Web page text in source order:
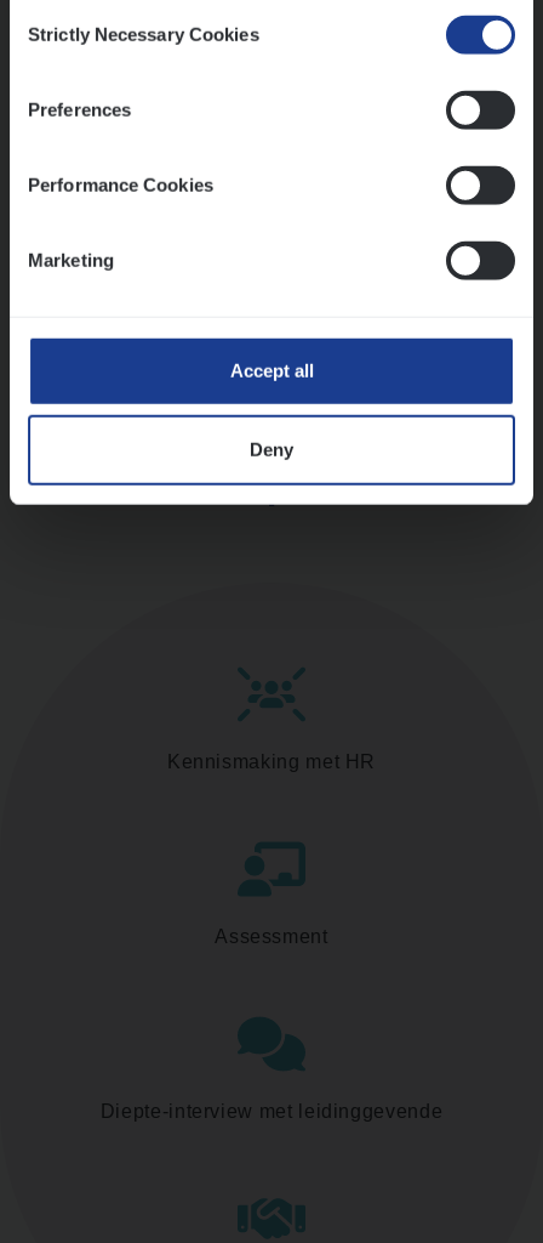
Selection
Strictly Necessary Cookies
Preferences
Performance Cookies
Marketing
Accept all
Deny
Vorige Volgende
Mathias houdt van diepgaande dossiers én droge
Thalia zoekt graag oplossingen, in games én op het
Ons sollicitatieproces
Kennismaking met HR
Assessment
Diepte-interview met leidinggevende